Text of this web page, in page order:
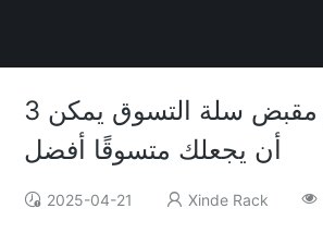
3 أسباب تجعل مقبض سلة التسوق يمكن
أن يجعلك متسوقًا أفضل
2025-04-21 Xinde Rack